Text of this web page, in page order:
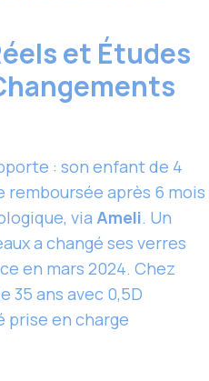
et Études
: son enfant de 4
remboursée après 6 mois
via Ameli. Un
a changé ses verres
en mars 2024. Chez
35 ans avec 0,5D
prise en charge